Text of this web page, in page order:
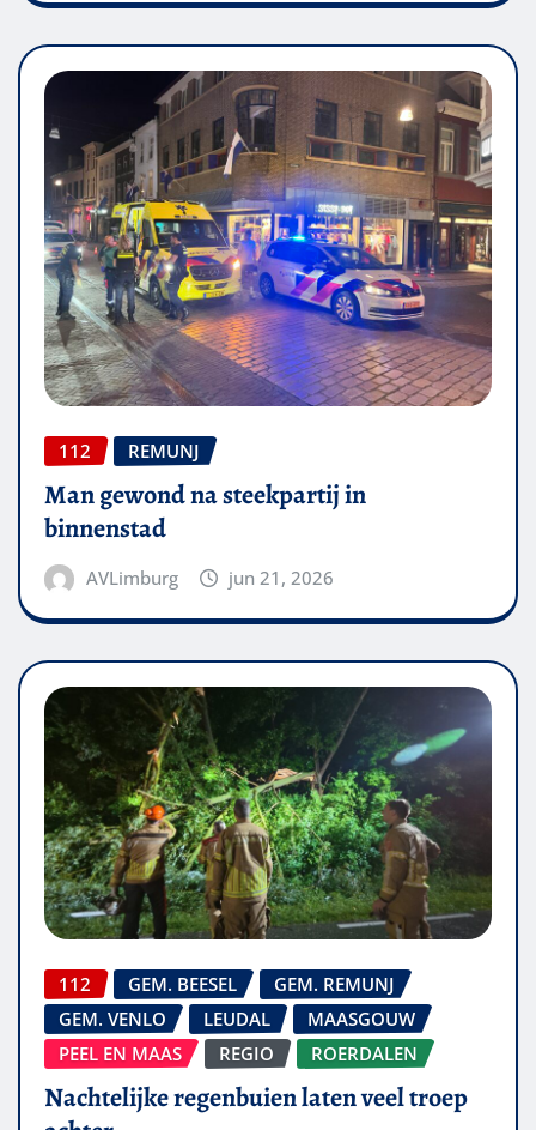
112 REMUNJ
Man gewond na steekpartij in
binnenstad
AVLimburg jun 21, 2026
112 GEM. BEESEL
GEM. REMUNJ
GEM. VENLO
LEUDAL
MAASGOUW
PEEL EN MAAS
REGIO ROERDALEN
Nachtelijke regenbuien laten veel troep